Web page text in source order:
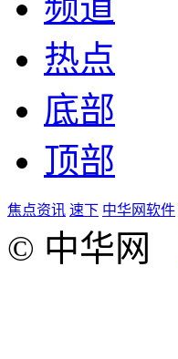
热点
底部
顶部
焦点资讯 速下 中华网软件
© 中华网